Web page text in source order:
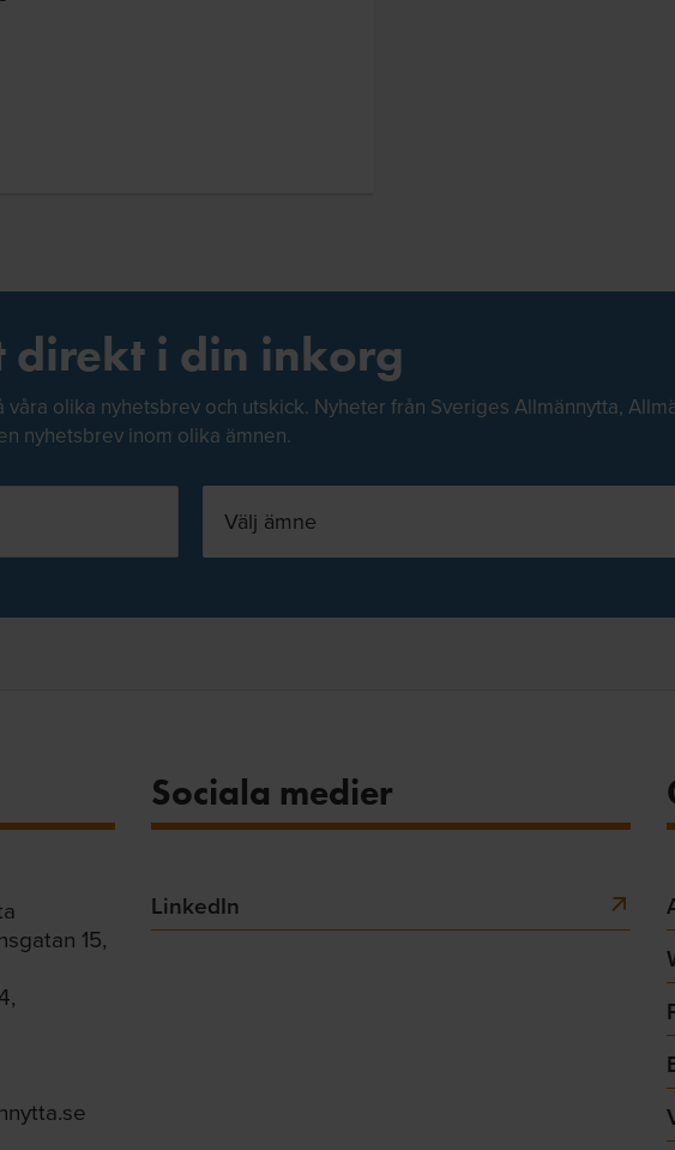
direkt i din inkorg
olika nyhetsbrev och utskick. Nyheter från Sveriges Allmännytta,
nyhetsbrev inom olika ämnen.
Välj ämne
15,
Sociala medier
LinkedIn